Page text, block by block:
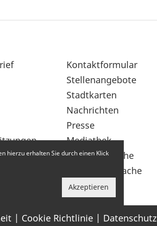
Sekundärnavigation
im
Fußbereich
Kontaktformular
Stellenangebote
Stadtkarten
Nachrichten
Presse
Mediathek
Leichte Sprache
Gebärdensprache
Cookie Richtlinie Datenschutz
hierzu erhalten Sie durch einen Klick
Akzeptieren